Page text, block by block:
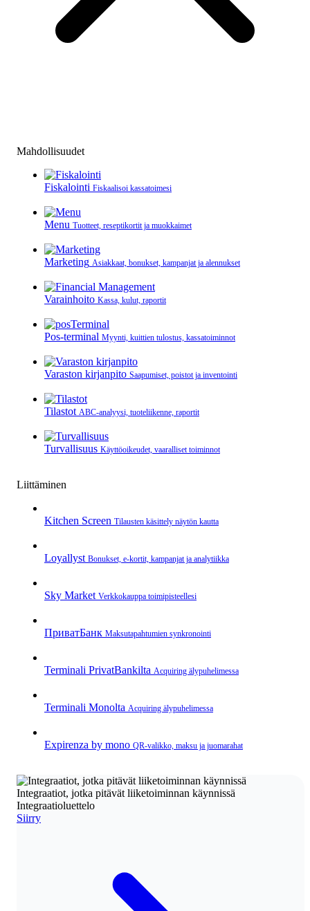
Mahdollisuudet
Fiskalointi Fiskaalisoi kassatoimesi
Menu Tuotteet, reseptikortit ja muokkaimet
Marketing Asiakkaat, bonukset, kampanjat ja alennukset
Varainhoito Kassa, kulut, raportit
Pos-terminal Myynti, kuittien tulostus, kassatoiminnot
Varaston kirjanpito Saapumiset, poistot ja inventointi
Tilastot ABC-analyysi, tuoteliikenne, raportit
Turvallisuus Käyttöoikeudet, vaaralliset toiminnot
Liittäminen
Kitchen Screen Tilausten käsittely näytön kautta
Loyallyst Bonukset, e‑kortit, kampanjat ja analytiikka
Sky Market Verkkokauppa toimipisteellesi
ПриватБанк Maksutapahtumien synkronointi
Terminali PrivatBankilta Acquiring älypuhelimessa
Terminali Monolta Acquiring älypuhelimessa
Expirenza by mono QR‑valikko, maksu ja juomarahat
Integraatiot, jotka pitävät liiketoiminnan käynnissä
Integraatioluettelo
Siirry